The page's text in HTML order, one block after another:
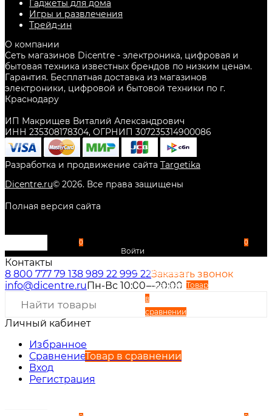
Гаджеты для дома
Игры и развлечения
Трейд-ин
О компании
Сеть магазинов Dicentre - электроника, цифровая и
бытовая техника известных брендов по низким ценам.
Гарантия. Бесплатная доставка из магазинов
электроники, цифровой и бытовой техники по г.
Краснодару
ИП Макрищев Виталий Александрович
ИНН 235308178304, ОГРНИП 307235314900086
Разработка и продвижение сайта Targetika
Dicentre.ru© 2026. Все права защищены
Полная версия сайта
0
Войти
Избранное
Сравнение Товар
в
сравнении
0
Контакты
8 800 777 79 138 989 22 999 22Заказать звонок
info@dicentre.ruПн-Вс 10:00—20:00
Личный кабинет
Избранное
СравнениеТовар в сравнении
Вход
Регистрация